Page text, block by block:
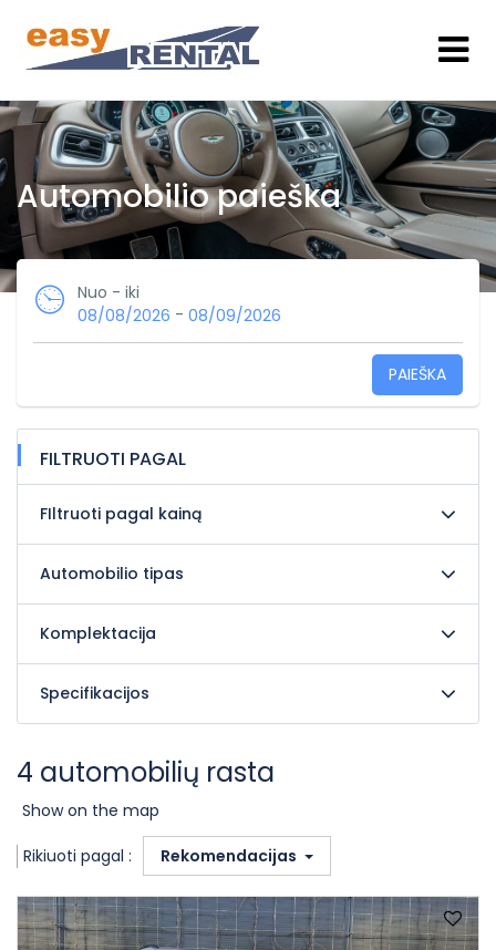
Automobilio paieška
Nuo - iki
08/08/2026 - 08/09/2026
PAIEŠKA
FILTRUOTI PAGAL
FIltruoti pagal kainą
Automobilio tipas
Komplektacija
Specifikacijos
4 automobilių rasta
Show on the map
Rikiuoti pagal : Rekomendacijas